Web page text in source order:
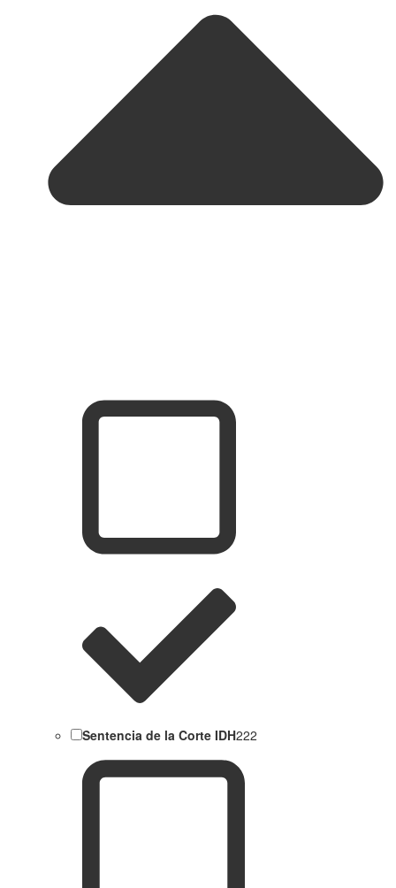
Sentencia de la Corte IDH222